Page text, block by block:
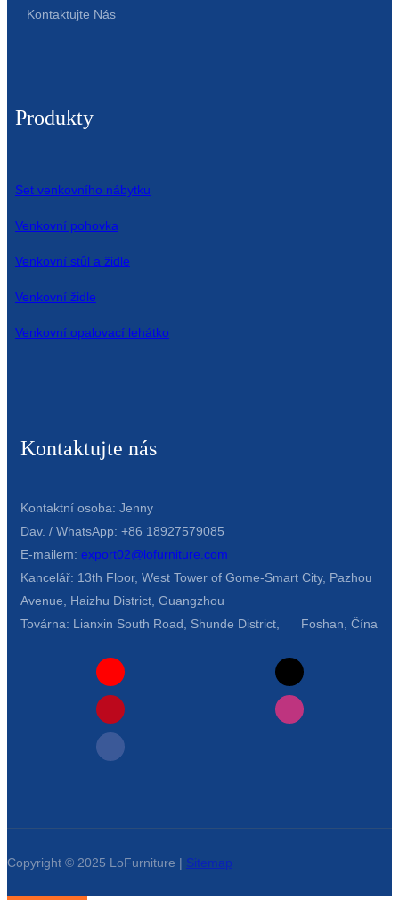
Kontaktujte Nás
Produkty
Set venkovního nábytku
Venkovní pohovka
Venkovní stůl a židle
Venkovní židle
Venkovní opalovací lehátko
Kontaktujte nás
Kontaktní osoba: Jenny
Dav. / WhatsApp: +86 18927579085
E-mailem: export02@lofurniture.com
Kancelář: 13th Floor, West Tower of Gome-Smart City, Pazhou
Avenue, Haizhu District, Guangzhou
Továrna: Lianxin South Road, Shunde District, Foshan, Čína
Copyright © 2025 LoFurniture | Sitemap